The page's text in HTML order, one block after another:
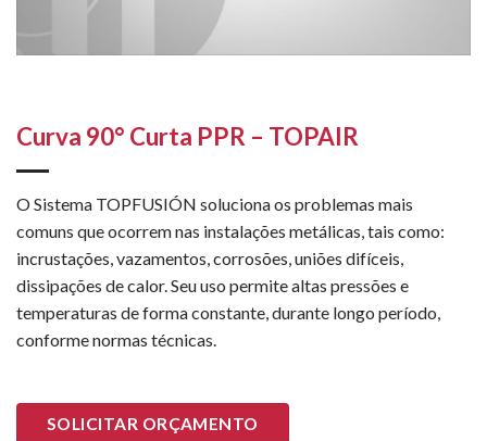
Curva 90° Curta PPR – TOPAIR
O Sistema TOPFUSIÓN soluciona os problemas mais
comuns que ocorrem nas instalações metálicas, tais como:
incrustações, vazamentos, corrosões, uniões difíceis,
dissipações de calor. Seu uso permite altas pressões e
temperaturas de forma constante, durante longo período,
conforme normas técnicas.
SOLICITAR ORÇAMENTO